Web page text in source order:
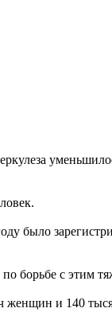
было
борьбе с этим
и 140